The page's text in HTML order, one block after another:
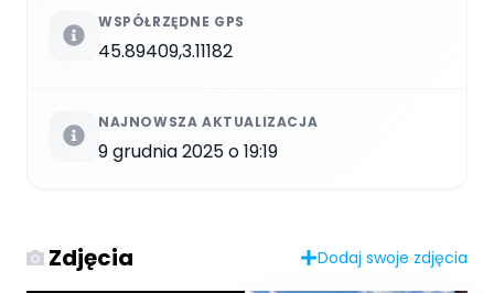
WSPÓŁRZĘDNE GPS
45.89409,3.11182
NAJNOWSZA AKTUALIZACJA
9 grudnia 2025 o 19:19
Zdjęcia Dodaj swoje zdjęcia